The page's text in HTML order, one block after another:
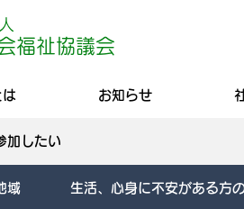
福祉協議会
お知らせ
加したい
域 生活、心身に不安がある方